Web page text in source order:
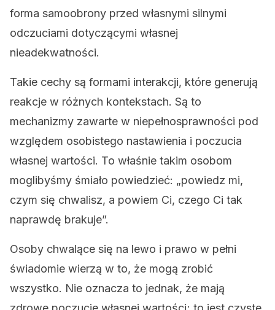
forma samoobrony przed własnymi silnymi
odczuciami dotyczącymi własnej
nieadekwatności.
Takie cechy są formami interakcji, które generują
reakcje w różnych kontekstach. Są to
mechanizmy zawarte w niepełnosprawności pod
względem osobistego nastawienia i poczucia
własnej wartości. To właśnie takim osobom
moglibyśmy śmiało powiedzieć: „powiedz mi,
czym się chwalisz, a powiem Ci, czego Ci tak
naprawdę brakuje”.
Osoby chwalące się na lewo i prawo w pełni
świadomie wierzą w to, że mogą zrobić
wszystko. Nie oznacza to jednak, że mają